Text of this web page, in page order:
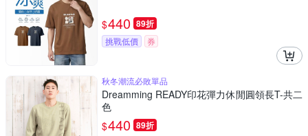
$440 89折
挑戰低價 券
秋冬潮流必敗單品
Dreamming READY印花彈力休閒圓領長T-共二
色
$440 89折